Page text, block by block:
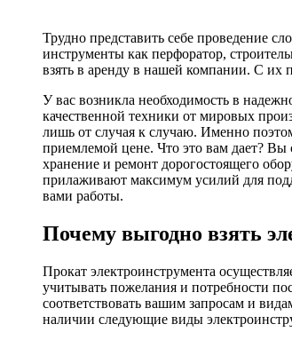
Трудно представить себе проведение
инструменты как перфоратор,
взять в аренду в нашей компании. С
У вас возникла необходимость в
качественной техники от мировых
лишь от случая к случаю. Именно
приемлемой цене. Что это вам дает? Вы
хранение и ремонт дорогостоящего
прилаживают максимум усилий для
вами работы.
Почему выгодно взять
Прокат электроинструмента
учитывать пожелания и потребности
соответствовать вашим запросам и
наличии следующие виды